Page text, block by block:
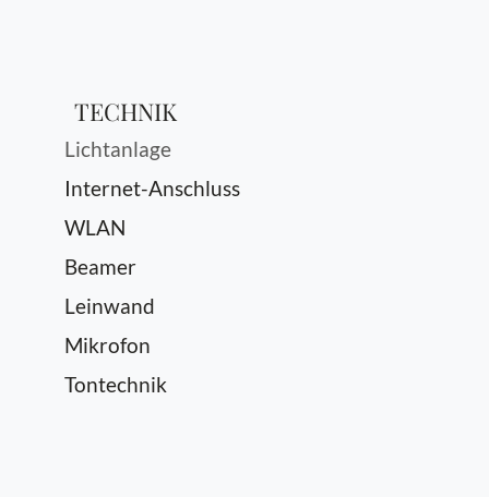
TECHNIK
Lichtanlage
Internet-Anschluss
WLAN
Beamer
Leinwand
Mikrofon
Tontechnik